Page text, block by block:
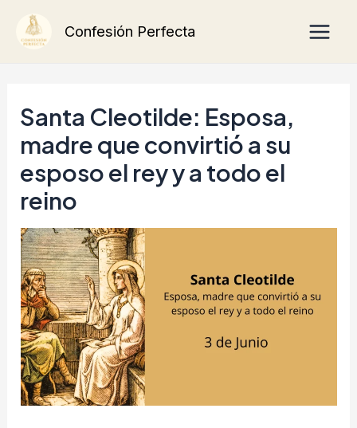
Confesión Perfecta
Santa Cleotilde: Esposa,
madre que convirtió a su
esposo el rey y a todo el
reino